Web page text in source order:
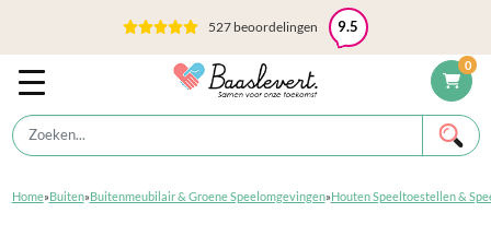
0
527 beoordelingen 9.5
Home»Buiten»Buitenmeubilair & Groene Speelomgevingen»Houten Speeltoestellen &